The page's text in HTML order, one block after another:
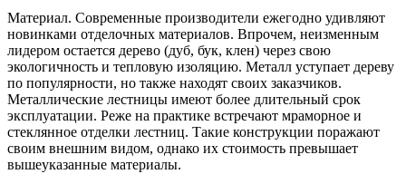
Материал. Современные производители ежегодно удивляют
новинками отделочных материалов. Впрочем, неизменным
лидером остается дерево (дуб, бук, клен) через свою
экологичность и тепловую изоляцию. Металл уступает дереву
по популярности, но также находят своих заказчиков.
Металлические лестницы имеют более длительный срок
эксплуатации. Реже на практике встречают мраморное и
стеклянное отделки лестниц. Такие конструкции поражают
своим внешним видом, однако их стоимость превышает
вышеуказанные материалы.